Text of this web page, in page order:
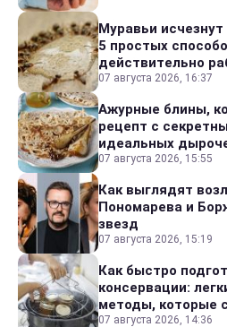
Муравьи исчезнут
5 простых
действительно
07 августа 2026, 16:37
Ажурные блины,
рецепт с
идеальных
07 августа 2026, 15:55
Как выглядят
Пономарева и
звезд
07 августа 2026, 15:19
Как быстро
консервации:
методы, которые
07 августа 2026, 14:36